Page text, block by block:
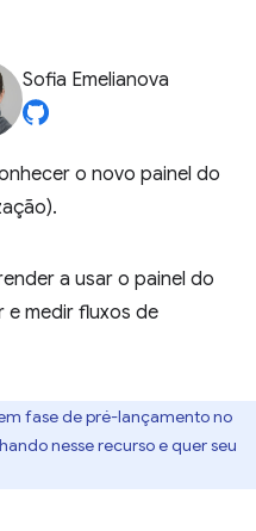
Sofia Emelianova
o novo painel do
a usar o painel do
e medir fluxos de
fase de pré-lançamento no
nesse recurso e quer seu